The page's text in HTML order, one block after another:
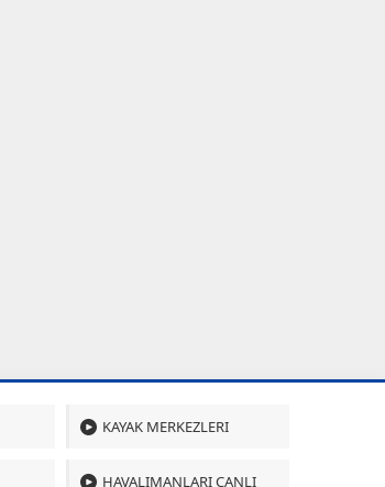
KAYAK MERKEZLERI
HAVALIMANLARI CANLI